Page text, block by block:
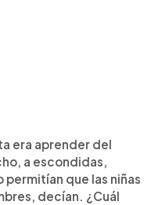
era aprender del
a escondidas,
permitían que las niñas
decían. ¿Cuál